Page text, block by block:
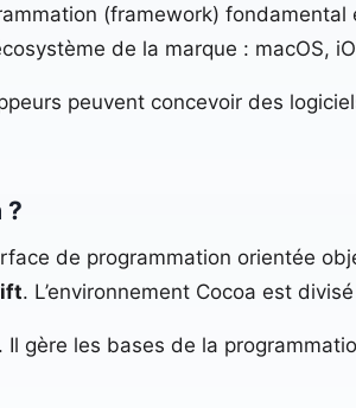
(framework)
de la marque : macOS,
peuvent concevoir des
?
de programmation orientée
. L’environnement Cocoa est
Il gère les bases de la